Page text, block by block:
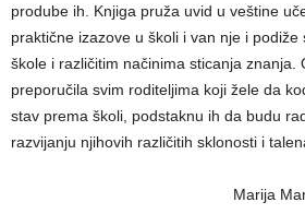
prodube ih. Knjiga pruža uvid u veštine
praktične izazove u školi i van nje i
škole i različitim načinima sticanja znanja.
preporučila svim roditeljima koji žele da
stav prema školi, podstaknu ih da budu
razvijanju njihovih različitih sklonosti i
Marija